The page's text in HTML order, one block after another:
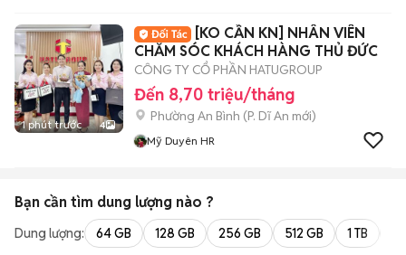
1 phút trước 4
[KO CẦN KN] NHÂN VIÊN
CHĂM SÓC KHÁCH HÀNG THỦ ĐỨC
CÔNG TY CỔ PHẦN HATUGROUP
Đến 8,70 triệu/tháng
Phường An Bình (P. Dĩ An mới)
Mỹ Duyên HR
Bạn cần tìm dung lượng nào ?
Dung lượng: 64 GB 128 GB 256 GB 512 GB 1 TB